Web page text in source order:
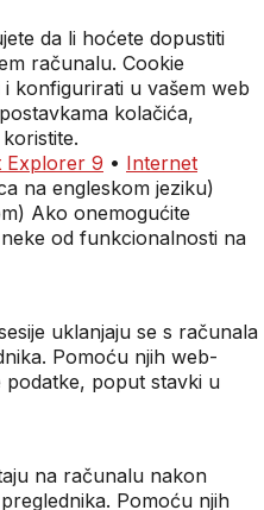
da li hoćete dopustiti
računalu. Cookie
konfigurirati u vašem web
kolačića,
Explorer 9 • Internet
na engleskom jeziku)
Ako onemogućite
od funkcionalnosti na
uklanjaju se s računala
Pomoću njih web-
poput stavki u
na računalu nakon
Pomoću njih